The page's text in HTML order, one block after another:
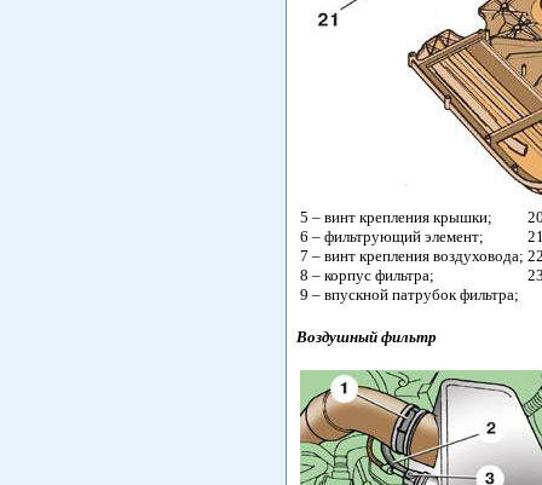
5 – винт крепления крышки;
6 – фильтрующий элемент;
7 – винт крепления воздуховода;
8 – корпус фильтра;
9 – впускной патрубок фильтра;
Воздушный фильтр